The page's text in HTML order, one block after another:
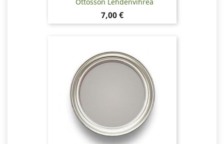
Ottosson Lehdenvihreä
Hinta
7,00 €